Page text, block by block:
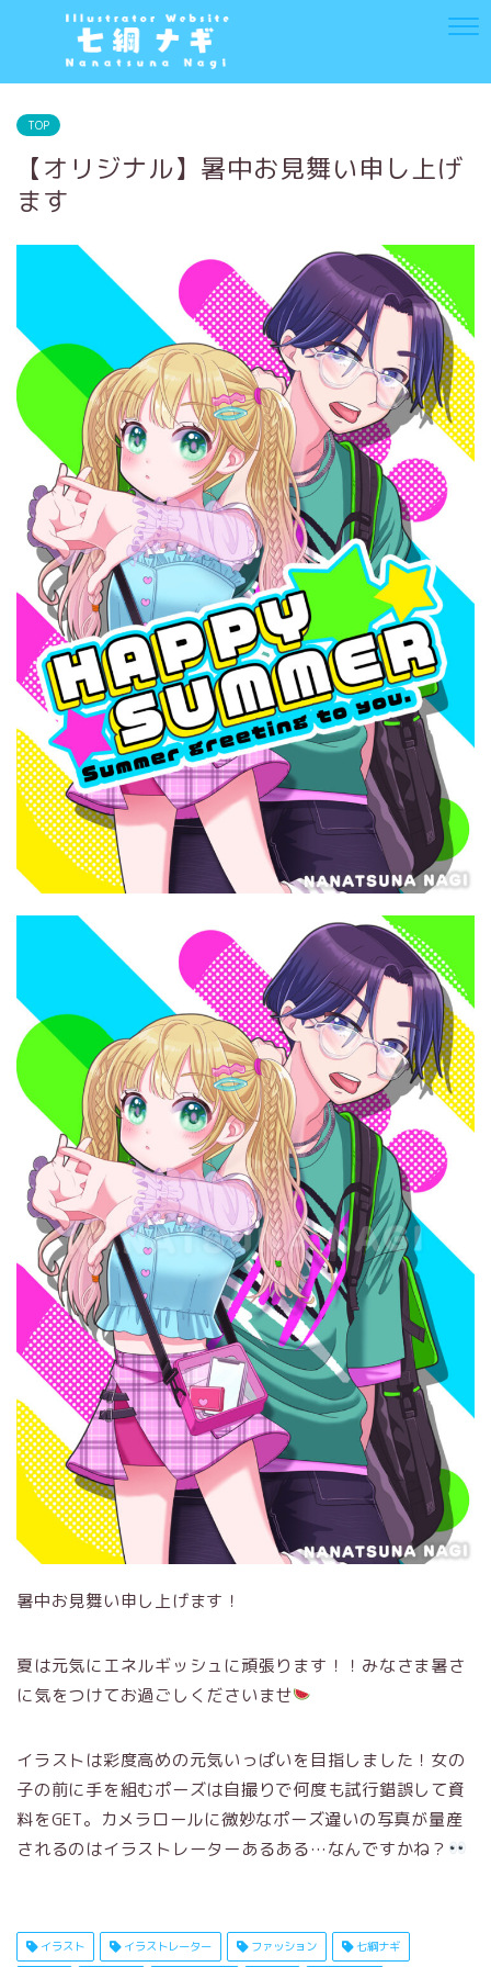
TOP
【オリジナル】暑中お見舞い申し上げ
ます
暑中お見舞い申し上げます！
夏は元気にエネルギッシュに頑張ります！！みなさま暑さ
に気をつけてお過ごしくださいませ
イラストは彩度高めの元気いっぱいを目指しました！女の
子の前に手を組むポーズは自撮りで何度も試行錯誤して資
料をGET。カメラロールに微妙なポーズ違いの写真が量産
されるのはイラストレーターあるある…なんですかね？
イラスト イラストレーター ファッション 七綱ナギ
タッチ一覧